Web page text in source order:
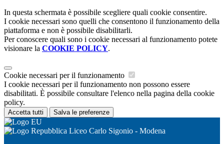
In questa schermata è possibile scegliere quali cookie consentire.
I cookie necessari sono quelli che consentono il funzionamento della
piattaforma e non è possibile disabilitarli.
Per conoscere quali sono i cookie necessari al funzionamento potete
visionare la COOKIE POLICY.
Cookie necessari per il funzionamento
I cookie necessari per il funzionamento non possono essere
disabilitati. È possibile consultare l'elenco nella pagina della cookie
policy.
Accetta tutti Salva le preferenze
Liceo Carlo Sigonio - Modena